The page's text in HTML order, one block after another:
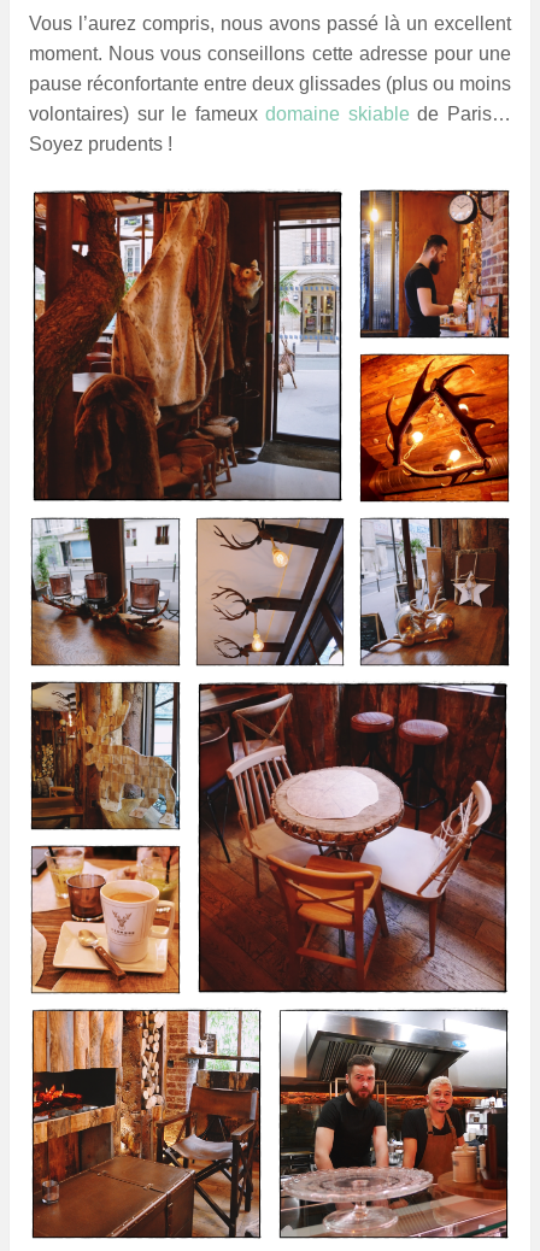
Vous l’aurez compris, nous avons passé là un excellent
moment. Nous vous conseillons cette adresse pour une
pause réconfortante entre deux glissades (plus ou moins
volontaires) sur le fameuxdomaine skiable de Paris…
Soyez prudents !